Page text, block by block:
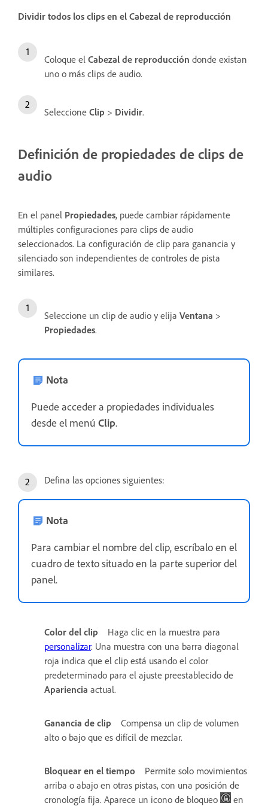
Dividir todos los clips en el Cabezal de reproducción
Coloque el Cabezal de reproducción donde existan
uno o más clips de audio.
Seleccione Clip > Dividir.
Definición de propiedades de clips de
audio
En el panel Propiedades, puede cambiar rápidamente
múltiples configuraciones para clips de audio
seleccionados. La configuración de clip para ganancia y
silenciado son independientes de controles de pista
similares.
Seleccione un clip de audio y elija Ventana >
Propiedades.
Nota
Puede acceder a propiedades individuales
desde el menú Clip.
Defina las opciones siguientes:
Nota
Para cambiar el nombre del clip, escríbalo en el
cuadro de texto situado en la parte superior del
panel.
Color del clip
Haga clic en la muestra para
personalizar. Una muestra con una barra diagonal
roja indica que el clip está usando el color
predeterminado para el ajuste preestablecido de
Apariencia actual.
Ganancia de clip
Compensa un clip de volumen
alto o bajo que es difícil de mezclar.
Bloquear en el tiempo
Permite solo movimientos
arriba o abajo en otras pistas, con una posición de
cronología fija. Aparece un icono de bloqueo
en